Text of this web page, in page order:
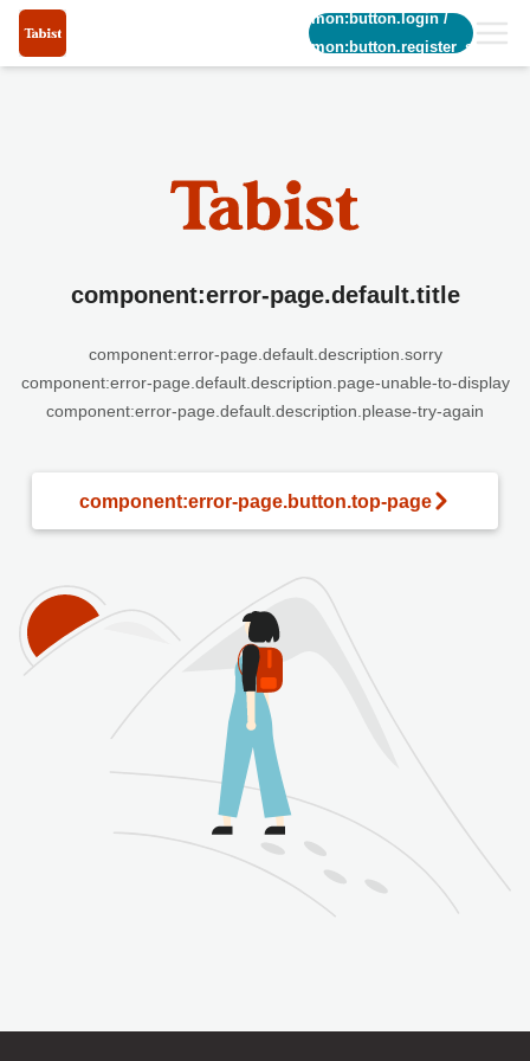
common:button.login/
common:button.register_short
component:error-page.default.title
component:error-page.default.description.sorry
component:error-page.default.description.page-unable-to-display
component:error-page.default.description.please-try-again
component:error-page.button.top-page